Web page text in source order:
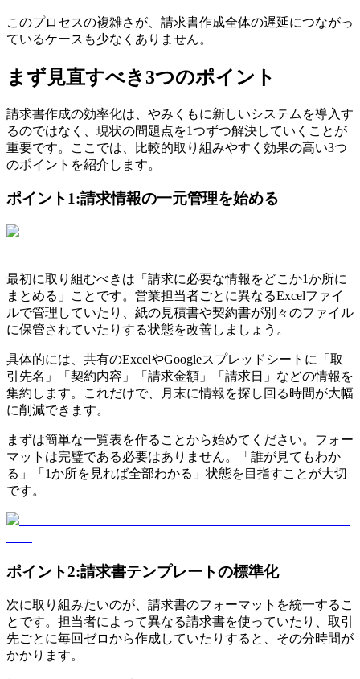
このプロセスの複雑さが、請求書作成全体の遅延につながっ
ているケースも少なくありません。
まず見直すべき3つのポイント
請求書作成の効率化は、やみくもに新しいシステムを導入す
るのではなく、現状の問題点を1つずつ解決していくことが
重要です。ここでは、比較的取り組みやすく効果の高い3つ
のポイントを紹介します。
ポイント1:請求情報の一元管理を始める
最初に取り組むべきは「請求に必要な情報をどこか1か所に
まとめる」ことです。営業担当者ごとに異なるExcelファイ
ルで管理していたり、紙の見積書や契約書が別々のファイル
に保管されていたりする状態を改善しましょう。
具体的には、共有のExcelやGoogleスプレッドシートに「取
引先名」「契約内容」「請求金額」「請求日」などの情報を
集約します。これだけで、月末に情報を探し回る時間が大幅
に削減できます。
まずは簡単な一覧表を作ることから始めてください。フォー
マットは完璧である必要はありません。「誰が見てもわか
る」「1か所を見れば全部わかる」状態を目指すことが大切
です。
ポイント2:請求書テンプレートの標準化
次に取り組みたいのが、請求書のフォーマットを統一するこ
とです。担当者によって異なる請求書を使っていたり、取引
先ごとに毎回ゼロから作成していたりすると、その分時間が
かかります。